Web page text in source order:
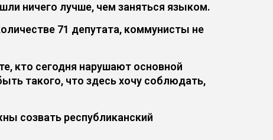
ничего лучше, чем заняться языком.
71 депутата, коммунисты не
кто сегодня нарушают основной
такого, что здесь хочу соблюдать,
созвать республиканский